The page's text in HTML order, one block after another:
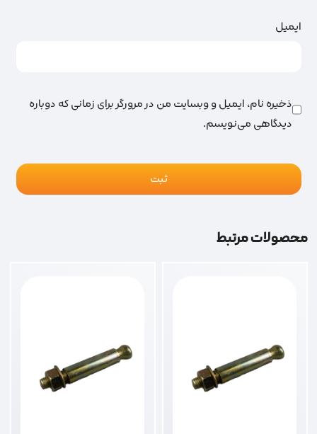
ایمیل
ذخیره نام، ایمیل و وبسایت من در مرورگر برای زمانی که دوباره
دیدگاهی می‌نویسم.
محصولات مرتبط